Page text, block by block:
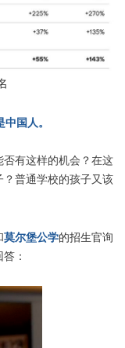
国人。
有这样的机会？在这
普通学校的孩子又该
莫尔堡公学的招生官询
：